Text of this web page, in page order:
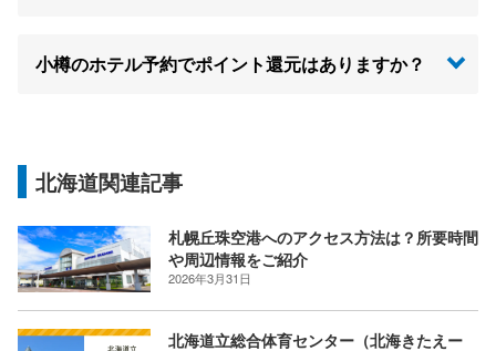
小樽のホテル予約でポイント還元はありますか？
北海道関連記事
札幌丘珠空港へのアクセス方法は？所要時間
や周辺情報をご紹介
2026年3月31日
北海道立総合体育センター（北海きたえー